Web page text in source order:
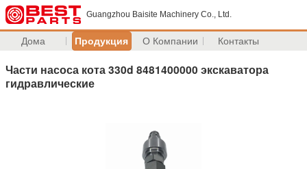
Guangzhou Baisite Machinery Co., Ltd.
Дома Продукция О Компании Контакты
Части насоса кота 330d 8481400000 экскаватора
гидравлические